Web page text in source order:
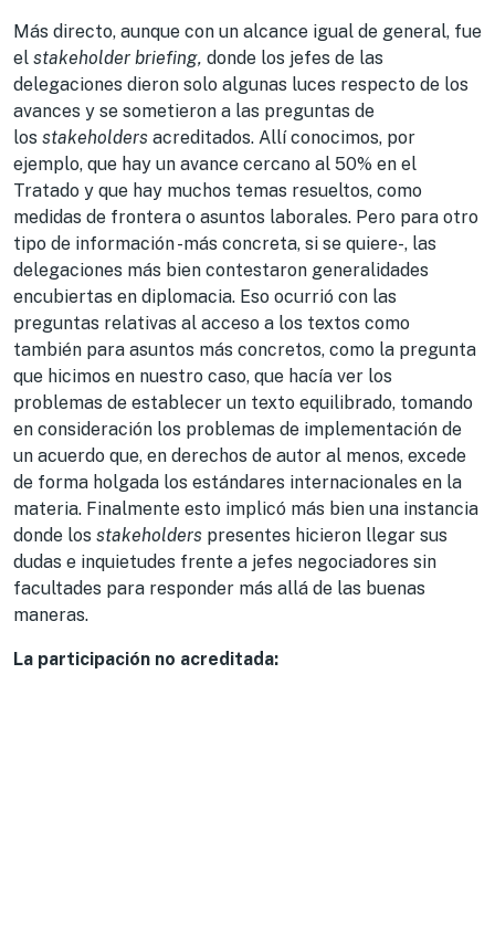
Más directo, aunque con un alcance igual de general, fue
el stakeholder briefing, donde los jefes de las
delegaciones dieron solo algunas luces respecto de los
avances y se sometieron a las preguntas de
los stakeholders acreditados. Allí conocimos, por
ejemplo, que hay un avance cercano al 50% en el
Tratado y que hay muchos temas resueltos, como
medidas de frontera o asuntos laborales. Pero para otro
tipo de información -más concreta, si se quiere-, las
delegaciones más bien contestaron generalidades
encubiertas en diplomacia. Eso ocurrió con las
preguntas relativas al acceso a los textos como
también para asuntos más concretos, como la pregunta
que hicimos en nuestro caso, que hacía ver los
problemas de establecer un texto equilibrado, tomando
en consideración los problemas de implementación de
un acuerdo que, en derechos de autor al menos, excede
de forma holgada los estándares internacionales en la
materia. Finalmente esto implicó más bien una instancia
donde los stakeholders presentes hicieron llegar sus
dudas e inquietudes frente a jefes negociadores sin
facultades para responder más allá de las buenas
maneras.
La participación no acreditada: